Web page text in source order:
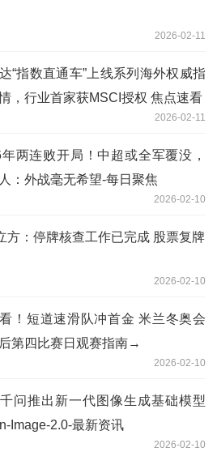
2026-02-11
“指数直通车”上线系列海外权威指
，行业首家获MSCI授权 焦点速看
2026-02-11
两连败开局！中超或全军覆没，
：外战毫无希望-每日聚焦
2026-02-10
方：停牌核查工作已完成 股票复牌
2026-02-10
！短道速滑队冲首金 米兰冬奥会
第四比赛日观赛指南→
2026-02-10
问推出新一代图像生成基础模型
Image-2.0-最新资讯
2026-02-10